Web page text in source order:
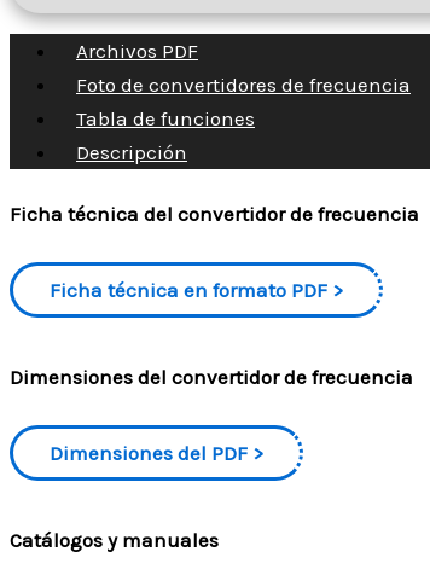
Archivos PDF
Foto de convertidores de frecuencia
Tabla de funciones
Descripción
Ficha técnica del convertidor de frecuencia
Ficha técnica en formato PDF
Dimensiones del convertidor de frecuencia
Dimensiones del PDF
Catálogos y manuales